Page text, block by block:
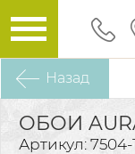
Назад
ОБОИ
Артикул: 7504-1